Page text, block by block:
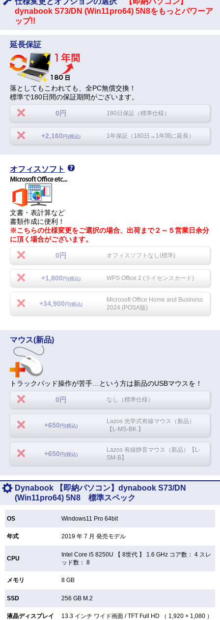
dynabook S73/DN (Win11pro64) 5N8をもっとパワーア
ップ!!
延長保証
落としてもこわれても、全PC無償交換！
標準で180日間の保証期間がございます。
0円 180日保証（標準仕様）
+2,160 円(税込) 1年保証（180日→1年間に延長）
オフィスソフト
文書・表計算など
書類作成に便利！
※こちらの仕様変更をご選択の場合、出荷まで２～５営業日余分
に頂く場合がございます。
0円 オフィスソフトなし(標準)
+1,800 円(税込) WPS Office 2 (ライセンスカード)
+34,900 円(税込)
Microsoft Office Home and Business
2024 (POSA版)
マウス(新品)
トラックパッド操作が苦手…という方は新品のUSBマウスを！
0円 なし（標準仕様）
+650 円(税込)
Lazos 光学式有線マウス（新品）
【L-MS-BK 】
+650 円(税込)
Lazos 有線静音マウス（新品）【L-
SM-B】
Dynabook 【即納パソコン】dynabook S73/DN
(Win11pro64) 5N8 標準スペック
OS Windows11 Pro 64bit
年式 2019 年 7 月 発売モデル
CPU
Intel Core i5 8250U 【8世代 】 1.6 GHz コア数： 4 スレ
ッド数： 8
メモリ 8 GB
SSD 256 GB M.2
液晶ディスプレイ 13.3 インチ ワイド画面 /TFT Full HD （ 1,920 × 1,080 ）